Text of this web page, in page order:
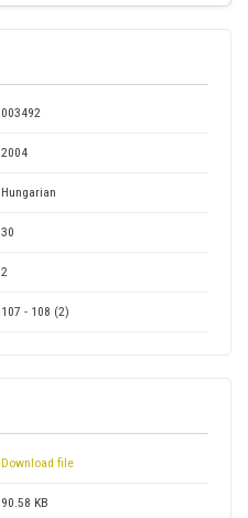
003492
2004
Hungarian
30
2
107 - 108 (2)
Download file
90.58 KB